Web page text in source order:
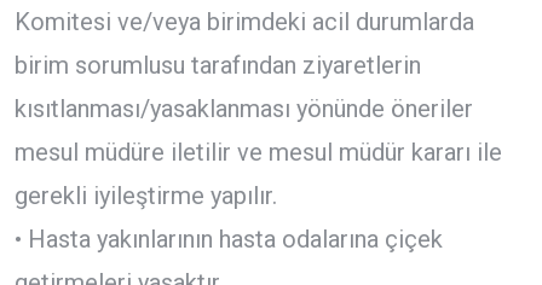
Komitesi ve/veya birimdeki acil durumlarda
birim sorumlusu tarafından ziyaretlerin
kısıtlanması/yasaklanması yönünde öneriler
mesul müdüre iletilir ve mesul müdür kararı ile
gerekli iyileştirme yapılır.
• Hasta yakınlarının hasta odalarına çiçek